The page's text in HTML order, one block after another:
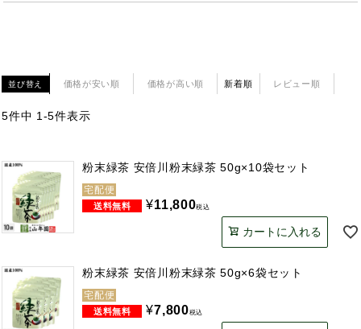
並び替え 価格が安い順 価格が高い順 新着順 レビュー順
5件中 1-5件表示
粉末緑茶 安倍川粉末緑茶 50g×10袋セット
宅配便
¥11,800税込
カートに入れる
粉末緑茶 安倍川粉末緑茶 50g×6袋セット
宅配便
¥7,800税込